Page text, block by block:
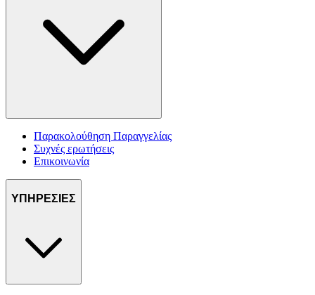
Παρακολούθηση Παραγγελίας
Συχνές ερωτήσεις
Επικοινωνία
ΥΠΗΡΕΣΙΕΣ